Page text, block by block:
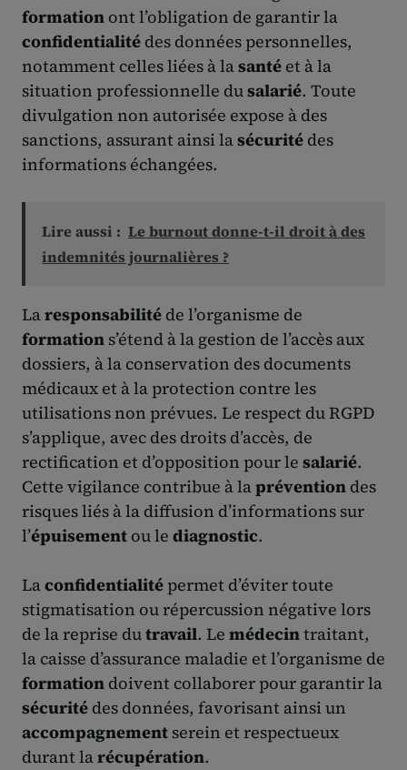
formation ont l’obligation de garantir la
confidentialité des données personnelles,
notamment celles liées à lasanté et à la
situation professionnelle dusalarié. Toute
divulgation non autorisée expose à des
sanctions, assurant ainsi lasécurité des
informations échangées.
Lire aussi : Le burnout donne-t-il droit à des
indemnités journalières ?
Laresponsabilité de l’organisme de
formation s’étend à la gestion de l’accès aux
dossiers, à la conservation des documents
médicaux et à la protection contre les
utilisations non prévues. Le respect du RGPD
s’applique, avec des droits d’accès, de
rectification et d’opposition pour le salarié.
Cette vigilance contribue à laprévention des
risques liés à la diffusion d’informations sur
l’épuisement ou le diagnostic.
Laconfidentialité permet d’éviter toute
stigmatisation ou répercussion négative lors
de la reprise dutravail. Le médecintraitant,
la caisse d’assurance maladie et l’organisme de
formation doivent collaborer pour garantir la
sécurité des données, favorisant ainsi un
accompagnement serein et respectueux
durant larécupération.